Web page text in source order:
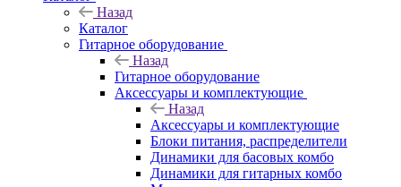
Назад
Каталог
Гитарное оборудование
Назад
Гитарное оборудование
Аксессуары и комплектующие
Назад
Аксессуары и комплектующие
Блоки питания, распределители
Динамики для басовых комбо
Динамики для гитарных комбо